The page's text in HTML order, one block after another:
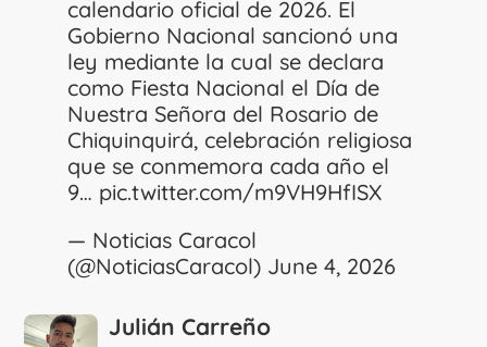
calendario oficial de 2026. El
Gobierno Nacional sancionó una
ley mediante la cual se declara
como Fiesta Nacional el Día de
Nuestra Señora del Rosario de
Chiquinquirá, celebración religiosa
que se conmemora cada año el
9… pic.twitter.com/m9VH9HfISX
— Noticias Caracol
(@NoticiasCaracol) June 4, 2026
Julián Carreño